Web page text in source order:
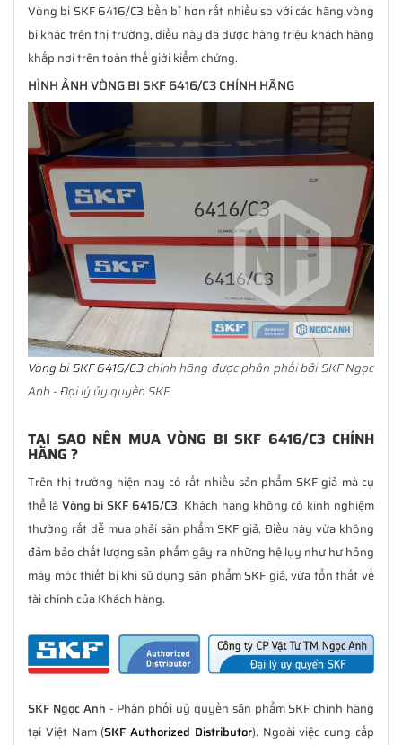
Vòng bi SKF 6416/C3 bền bỉ hơn rất nhiều so với các hãng vòng
bi khác trên thị trường, điều này đã được hàng triệu khách hàng
khắp nơi trên toàn thế giới kiểm chứng.
HÌNH ẢNH VÒNG BI SKF 6416/C3 CHÍNH HÃNG
Vòng bi SKF 6416/C3chính hãng được phân phối bởi SKF Ngọc
Anh - Đại lý ủy quyền SKF.
TẠI SAO NÊN MUA VÒNG BI SKF 6416/C3 CHÍNH
HÃNG ?
Trên thị trường hiện nay có rất nhiều sản phẩm SKF giả mà cụ
thể làVòng bi SKF 6416/C3. Khách hàng không có kinh nghiệm
thường rất dễ mua phải sản phẩm SKF giả. Điều này vừa không
đảm bảo chất lượng sản phẩm gây ra những hệ lụy như hư hỏng
máy móc thiết bị khi sử dụng sản phẩm SKF giả, vừa tổn thất về
tài chính của Khách hàng.
SKF Ngọc Anh - Phân phối uỷ quyền sản phẩm SKF chính hãng
tại Việt Nam (SKF Authorized Distributor). Ngoài việc cung cấp